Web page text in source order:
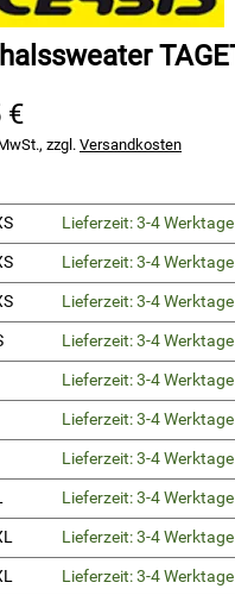
€
zzgl. Versandkosten
Lieferzeit: 3-4
Lieferzeit: 3-4
Lieferzeit: 3-4
Lieferzeit: 3-4
Lieferzeit: 3-4
Lieferzeit: 3-4
Lieferzeit: 3-4
Lieferzeit: 3-4
Lieferzeit: 3-4
Lieferzeit: 3-4